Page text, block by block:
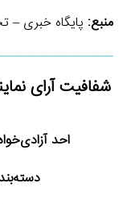
منبع: پایگاه خبری –
شفافیت آرای
احد